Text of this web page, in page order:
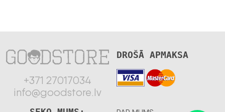
+371 27017034
info@goodstore.lv
DROŠĀ APMAKSA